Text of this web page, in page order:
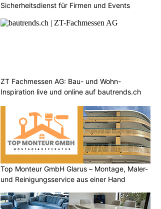
Sicherheitsdienst für Firmen und Events
ZT Fachmessen AG: Bau- und Wohn-
Inspiration live und online auf bautrends.ch
Top Monteur GmbH Glarus – Montage, Maler-
und Reinigungsservice aus einer Hand